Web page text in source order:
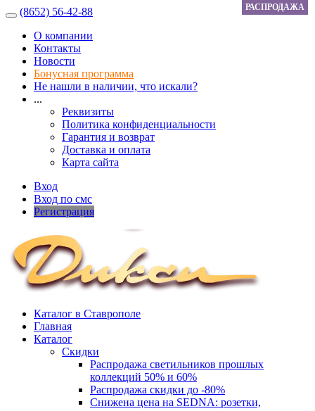
(8652) 56-42-88
О компании
Контакты
Новости
Бонусная программа
Не нашли в наличии, что искали?
...
Реквизиты
Политика конфиденциальности
Гарантия и возврат
Доставка и оплата
Карта сайта
Вход
Вход по смс
Регистрация
Каталог в Ставрополе
Главная
Каталог
Скидки
Распродажа светильников прошлых
коллекций 50% и 60%
Распродажа скидки до -80%
Cнижена цена на SEDNA: розетки,
РАСПРОДАЖА
РАСПРОДАЖА
РАСПРОДАЖА